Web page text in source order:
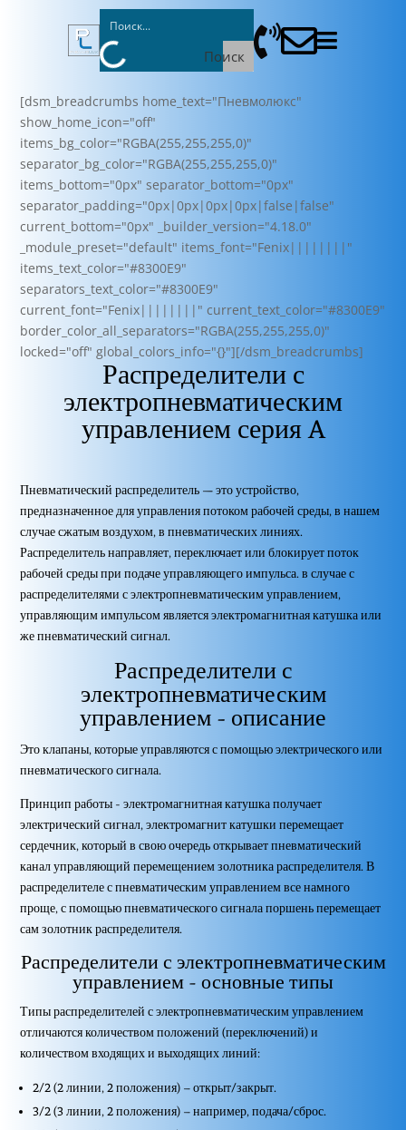
Поиск 
[dsm_breadcrumbs home_text="Пневмолюкс"
show_home_icon="off"
items_bg_color="RGBA(255,255,255,0)"
separator_bg_color="RGBA(255,255,255,0)"
items_bottom="0px" separator_bottom="0px"
separator_padding="0px|0px|0px|0px|false|false"
current_bottom="0px" _builder_version="4.18.0"
_module_preset="default" items_font="Fenix||||||||"
items_text_color="#8300E9"
separators_text_color="#8300E9"
current_font="Fenix||||||||" current_text_color="#8300E9"
border_color_all_separators="RGBA(255,255,255,0)"
locked="off" global_colors_info="{}"][/dsm_breadcrumbs]
Распределители с
электропневматическим
управлением серия A
Пневматический распределитель — это устройство,
предназначенное для управления потоком рабочей среды, в нашем
случае сжатым воздухом, в пневматических линиях.
Распределитель направляет, переключает или блокирует поток
рабочей среды при подаче управляющего импульса. в случае с
распределителями с электропневматическим управлением,
управляющим импульсом является электромагнитная катушка или
же пневматический сигнал.
Распределители с
электропневматическим
управлением - описание
Это клапаны, которые управляются с помощью электрического или
пневматического сигнала.
Принцип работы - электромагнитная катушка получает
электрический сигнал, электромагнит катушки перемещает
сердечник, который в свою очередь открывает пневматический
канал управляющий перемещением золотника распределителя. В
распределителе с пневматическим управлением все намного
проще, с помощью пневматического сигнала поршень перемещает
сам золотник распределителя.
Распределители с электропневматическим
управлением - основные типы
Типы распределителей с электропневматическим управлением
отличаются количеством положений (переключений) и
количеством входящих и выходящих линий:
2/2 (2 линии, 2 положения) – открыт/закрыт.
3/2 (3 линии, 2 положения) – например, подача/сброс.